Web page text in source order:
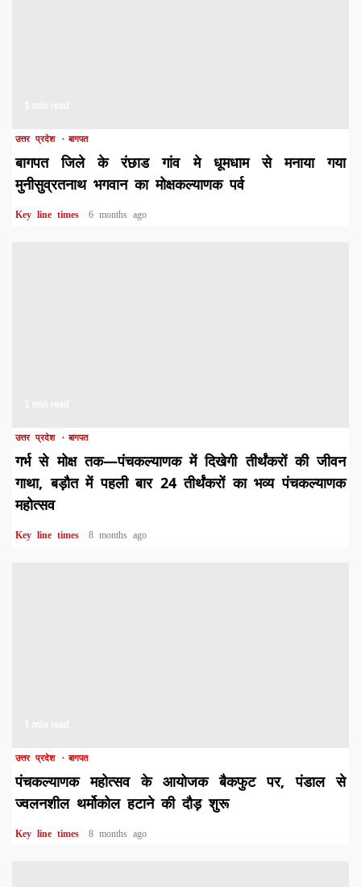
उत्तर प्रदेश बागपत
बागपत जिले के रंछाड गांव मे धूमधाम से मनाया गया
मुनीसुव्रतनाथ भगवान का मोक्षकल्याणक पर्व
Key line times 6 months ago
उत्तर प्रदेश बागपत
गर्भ से मोक्ष तक—पंचकल्याणक में दिखेगी तीर्थंकरों की जीवन
गाथा, बड़ौत में पहली बार 24 तीर्थंकरों का भव्य पंचकल्याणक
महोत्सव
Key line times 8 months ago
उत्तर प्रदेश बागपत
पंचकल्याणक महोत्सव के आयोजक बैकफुट पर, पंडाल से
ज्वलनशील थर्मोकोल हटाने की दौड़ शुरू
Key line times 8 months ago